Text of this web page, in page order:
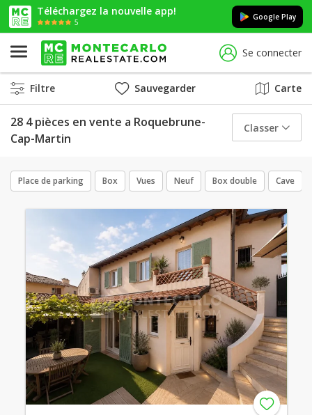
Téléchargez la nouvelle app!
5
Google Play
Se connecter
Filtre Sauvegarder Carte
28 4 pièces en vente a Roquebrune-
Cap-Martin
Classer
Place de parking Box Vues Neuf Box double Cave